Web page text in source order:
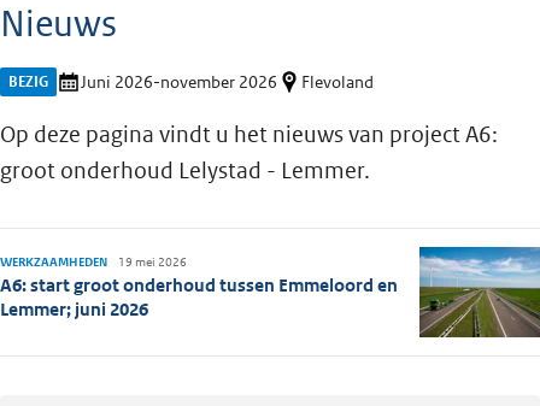
Nieuws
BEZIG Juni 2026-november 2026 Flevoland
Op deze pagina vindt u het nieuws van project A6:
groot onderhoud Lelystad - Lemmer.
A6: start groot onderhoud tussen Emmeloord en
Lemmer; juni 2026
WERKZAAMHEDEN 19 mei 2026